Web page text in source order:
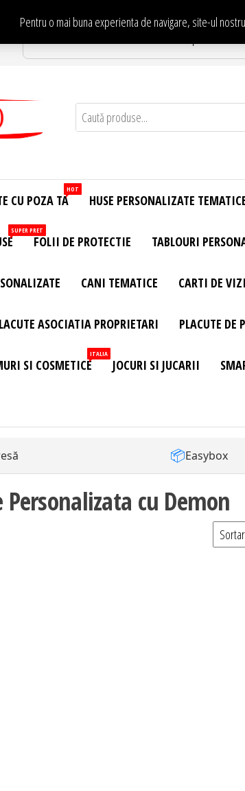
Pentru o mai buna experienta de navigare, site-ul
Te asteptam in Showroom
CU POZA TA
HOT
HUSE PERSONALIZATE
SUPER PRET
FOLII DE PROTECTIE TABLOURI
CANI TEMATICE CARTI DE
ASOCIATIA PROPRIETARI PLACUTE DE
SI COSMETICE
ITALIA
JOCURI SI JUCARII
📦Easybox
cu Demon